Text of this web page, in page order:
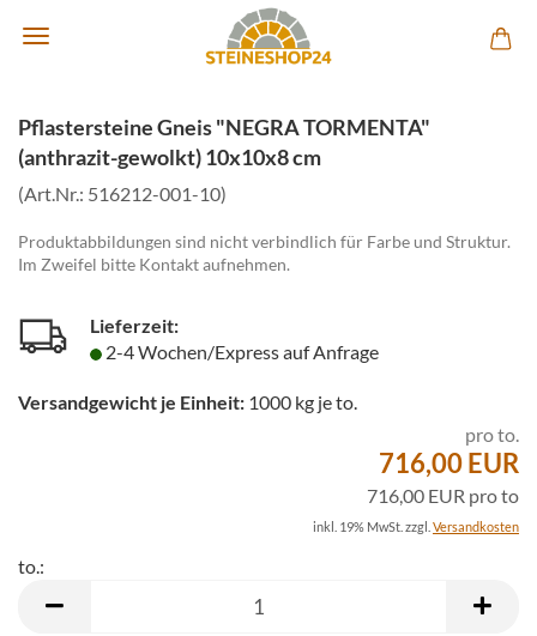
Pflastersteine Gneis "NEGRA TORMENTA"
(anthrazit-gewolkt) 10x10x8 cm
(Art.Nr.: 516212-001-10)
Produktabbildungen sind nicht verbindlich für Farbe und Struktur.
Im Zweifel bitte Kontakt aufnehmen.
Lieferzeit:
2-4 Wochen/Express auf Anfrage
Versandgewicht je Einheit: 1000 kg je to.
pro to.
716,00 EUR
716,00 EUR pro to
inkl. 19% MwSt. zzgl. Versandkosten
to.: